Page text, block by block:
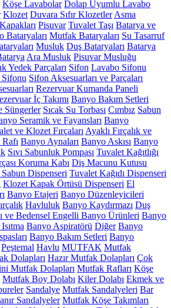
Köşe Lavabolar Dolap Uyumlu Lavabo
Klozet Duvara Sıfır Klozetler Asma
Pisuvar Tuvalet Taşı Batarya ve
Bataryaları Mutfak Bataryaları Su Tasarruf
Musluk Duş Bataryaları Batarya
Ara Musluk Pisuvar Musluğu
Yedek Parçaları Sifon Lavabo Sifonu
Sifonu Sifon Aksesuarları ve Parçaları
Rezervuar Kumanda Paneli
İç Takımı Banyo Bakım Setleri
Süngerler Sıcak Su Torbası Cımbız Sabun
Seramik ve Fayansları Banyo
ve Klozet Fırçaları Ayaklı Fırçalık ve
Banyo Aynaları Banyo Askısı Banyo
Sıvı Sabunluk Pompası Tuvalet Kağıtlığı
Koruma Kabı Diş Macunu Kutusu
Sabun Dispenseri Tuvalet Kağıdı Dispenseri
Klozet Kapak Örtüsü Dispenseri El
Banyo Etajeri Banyo Düzenleyicileri
Havluluk Banyo Kaydırmazı Duş
ve Bedensel Engelli Banyo Ürünleri Banyo
Banyo Aspiratörü Diğer Banyo
Banyo Bakım Setleri Banyo
Peştemal Havlu MUTFAK Mutfak
Dolapları Hazır Mutfak Dolapları Çok
Mutfak Dolapları Mutfak Rafları Köşe
Mutfak Boy Dolabı Kiler Dolabı Ekmek ve
Sandalye Mutfak Sandalyeleri Bar
Sandalyeler Mutfak Köşe Takımları